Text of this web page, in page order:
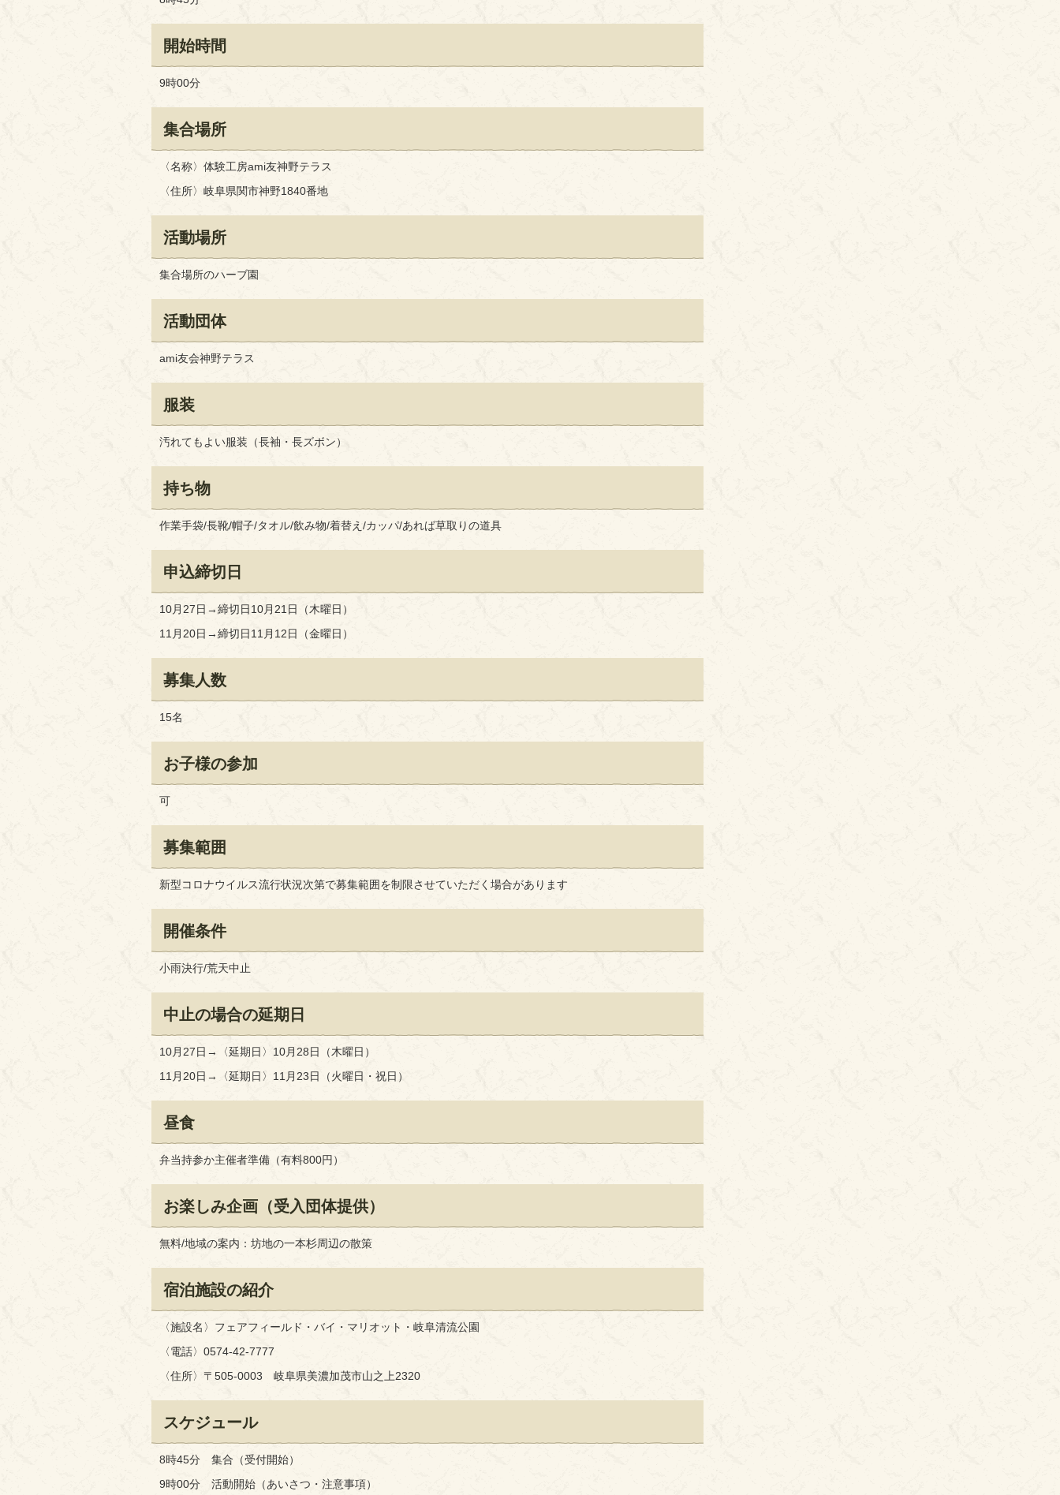
開始時間
9時00分
集合場所
〈名称〉体験工房ami友神野テラス
〈住所〉岐阜県関市神野1840番地
活動場所
集合場所のハーブ園
活動団体
ami友会神野テラス
服装
汚れてもよい服装（長袖・長ズボン）
持ち物
作業手袋/長靴/帽子/タオル/飲み物/着替え/カッパ/あれば草取りの道具
申込締切日
10月27日→締切日10月21日（木曜日）
11月20日→締切日11月12日（金曜日）
募集人数
15名
お子様の参加
可
募集範囲
新型コロナウイルス流行状況次第で募集範囲を制限させていただく場合があります
開催条件
小雨決行/荒天中止
中止の場合の延期日
10月27日→〈延期日〉10月28日（木曜日）
11月20日→〈延期日〉11月23日（火曜日・祝日）
昼食
弁当持参か主催者準備（有料800円）
お楽しみ企画（受入団体提供）
無料/地域の案内：坊地の一本杉周辺の散策
宿泊施設の紹介
〈施設名〉フェアフィールド・バイ・マリオット・岐阜清流公園
〈電話〉0574-42-7777
〈住所〉〒505-0003 岐阜県美濃加茂市山之上2320
スケジュール
8時45分 集合（受付開始）
9時00分 活動開始（あいさつ・注意事項）